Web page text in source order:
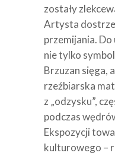
zostały
Artysta
przemijania. Do
nie tylko
Brzuzan sięga,
rzeźbiarska
z „odzysku”,
podczas
Ekspozycji
kulturowego –